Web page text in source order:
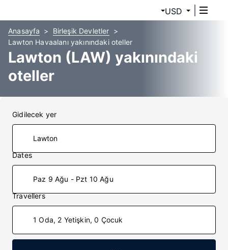
USD
Anasayfa
Birleşik Devletler
Lawton Havaalanı yakınındaki oteller
Lawton (LAW) yakınındaki
oteller
Gidilecek yer
Dates
Paz 9 Ağu - Pzt 10 Ağu
Travellers
1 Oda, 2 Yetişkin, 0 Çocuk